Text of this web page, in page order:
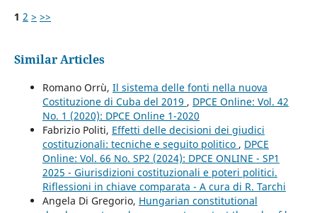
1 2 > >>
Similar Articles
Romano Orrù, Il sistema delle fonti nella nuova
Costituzione di Cuba del 2019 , DPCE Online: Vol. 42
No. 1 (2020): DPCE Online 1-2020
Fabrizio Politi, Effetti delle decisioni dei giudici
costituzionali: tecniche e seguito politico , DPCE
Online: Vol. 66 No. SP2 (2024): DPCE ONLINE - SP1
2025 - Giurisdizioni costituzionali e poteri politici.
Riflessioni in chiave comparata - A cura di R. Tarchi
Angela Di Gregorio, Hungarian constitutional